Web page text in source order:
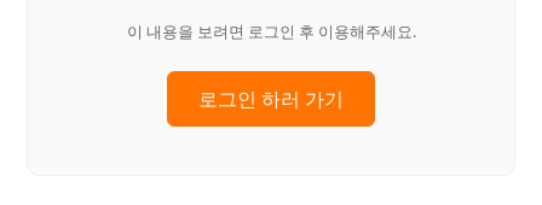
이 내용을 보려면 로그인 후 이용해주세요.
로그인 하러 가기